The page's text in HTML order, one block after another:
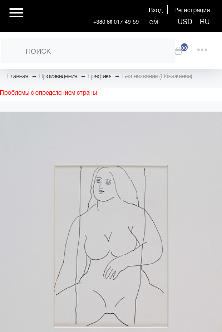
Вход Регистрация
+380 66 017-49-59 см USD RU
00
Главная → Произведения → Графика → Без названия (Обнаженая)
Проблемы с определением страны